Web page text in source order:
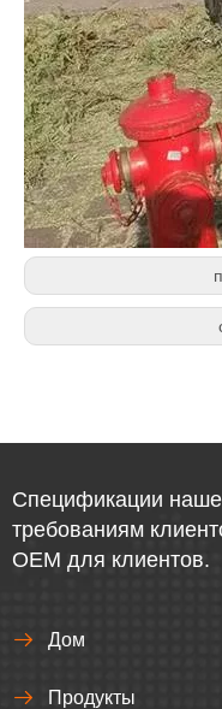
Спецификации
требованиям
OEM для клиентов.
Дом
Продукты